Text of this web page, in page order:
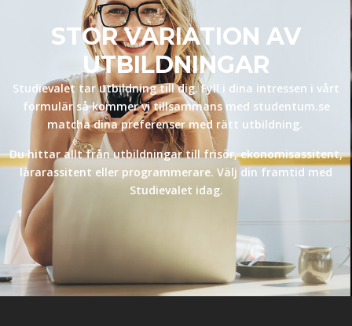
STOR VARIATION AV
UTBILDNINGAR
Studievalet tar utbildning till dig. Fyll i dina intressen i vårt
formulär så kommer vi tillsammans med studentum.se
matcha dina preferenser med rätt utbildning.
Du hittar allt från utbildningar till frisör, ekonomisassitent,
lärarassitent eller programmerare. Välj din framtid med
Studievalet idag.